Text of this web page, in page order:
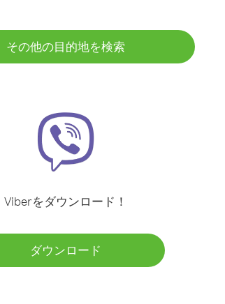
その他の目的地を検索
Viberをダウンロード！
ダウンロード